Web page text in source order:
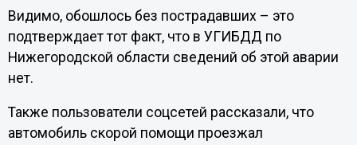
Видимо, обошлось без пострадавших – это
подтверждает тот факт, что в УГИБДД по
Нижегородской области сведений об этой аварии
нет.
Также пользователи соцсетей рассказали, что
автомобиль скорой помощи проезжал